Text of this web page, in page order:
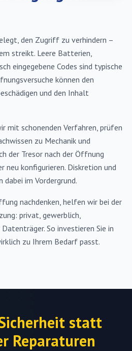
den Zugriff zu verhindern –
streikt. Leere Batterien,
eingegebene Codes sind typische
können den
und den Inhalt
mit schonenden Verfahren, prüfen
zu Mechanik und
der Tresor nach der Öffnung
neu konfigurieren. Diskretion und
im Vordergrund.
nachdenken, helfen wir bei der
privat, gewerblich,
So investieren Sie in
zu Ihrem Bedarf passt.
statt
Reparaturen